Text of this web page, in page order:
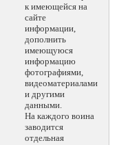
к имеющейся на
сайте
информации,
дополнить
имеющуюся
информацию
фотографиями,
видеоматериалами
и другими
данными.
На каждого воина
заводится
отдельная